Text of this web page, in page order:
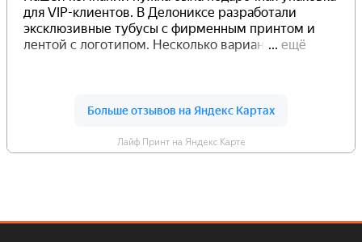
Лайф Принт на Яндекс.Карте